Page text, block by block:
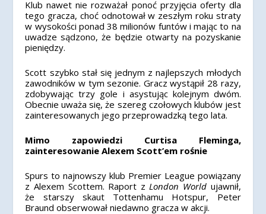
Klub nawet nie rozważał ponoć przyjęcia oferty dla
tego gracza, choć odnotował w zeszłym roku straty
w wysokości ponad 38 milionów funtów i mając to na
uwadze sądzono, że będzie otwarty na pozyskanie
pieniędzy.
Scott szybko stał się jednym z najlepszych młodych
zawodników w tym sezonie. Gracz wystąpił 28 razy,
zdobywając trzy gole i asystując kolejnym dwóm.
Obecnie uważa się, że szereg czołowych klubów jest
zainteresowanych jego przeprowadzką tego lata.
Mimo zapowiedzi Curtisa Fleminga,
zainteresowanie Alexem Scott’em rośnie
Spurs to najnowszy klub Premier League powiązany
z Alexem Scottem. Raport zLondon World ujawnił,
że starszy skaut Tottenhamu Hotspur, Peter
Braund obserwował niedawno gracza w akcji.